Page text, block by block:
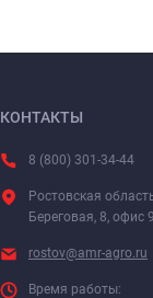
КОНТАКТЫ
8 (800) 301-34-44
Ростовская
Береговая, 8, офис
rostov@amr-agro.ru
Время работы: